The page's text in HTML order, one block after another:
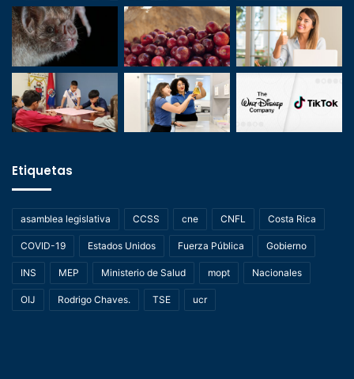
Etiquetas
asamblea legislativa CCSS cne CNFL Costa Rica
COVID-19 Estados Unidos Fuerza Pública Gobierno
INS MEP Ministerio de Salud mopt Nacionales
OIJ Rodrigo Chaves. TSE ucr